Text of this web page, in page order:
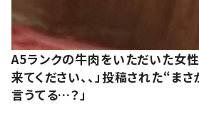
A5ランクの牛肉をいただいた女
来てください、、」投稿された“ま
言うてる…？」